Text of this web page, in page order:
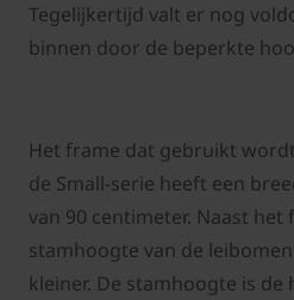
Tegelijkertijd valt er nog
binnen door de beperkte
Het frame dat gebruikt
de Small-serie heeft een
van 90 centimeter. Naast het
stamhoogte van de
kleiner. De stamhoogte is